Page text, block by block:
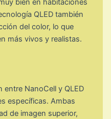
bien en habitaciones
QLED también
del color, lo que
más vivos y realistas.
entre NanoCell y QLED
específicas. Ambas
de imagen superior,